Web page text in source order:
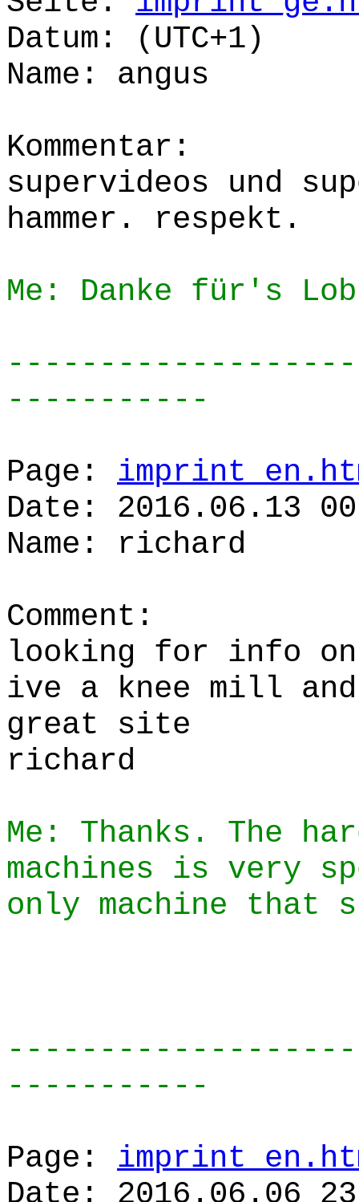
Datum: (UTC+1)
Name: angus
Kommentar:
supervideos und
hammer. respekt.
Me: Danke für's
-----------
Page:
Date: 2016.06.13
Name: richard
Comment:
looking for info
ive a knee mill
great site
richard
Me: Thanks. The
machines is very
only machine that
-----------
Page:
Date: 2016.06.06